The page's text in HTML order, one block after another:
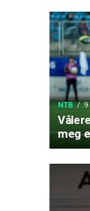
NTB 9
meg